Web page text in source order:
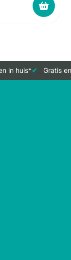
in huis* Gratis